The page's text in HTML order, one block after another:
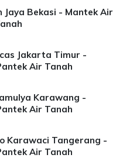
Jaya Bekasi - Mantek Air
Jakarta Timur -
Air Tanah
Karawang -
Air Tanah
Karawaci Tangerang -
Air Tanah